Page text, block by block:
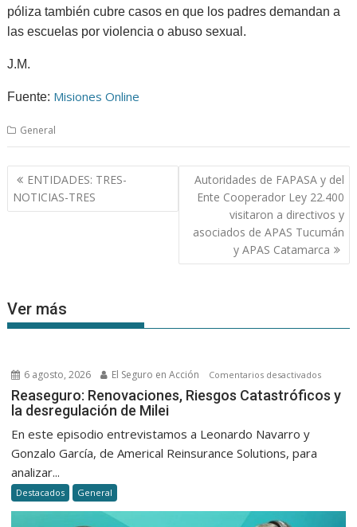
póliza también cubre casos en que los padres demandan a
las escuelas por violencia o abuso sexual.
J.M.
Fuente: Misiones Online
General
Navegación
de
entradas
ENTIDADES: TRES-
NOTICIAS-TRES
Autoridades de FAPASA y del
Ente Cooperador Ley 22.400
visitaron a directivos y
asociados de APAS Tucumán
y APAS Catamarca
Ver más
6 agosto, 2026 El Seguro en Acción Comentarios desactivadosen
de
Reaseguro: Renovaciones, Riesgos Catastróficos y
la desregulación de Milei
En este episodio entrevistamos a Leonardo Navarro y
Gonzalo García, de Americal Reinsurance Solutions, para
analizar...
Destacados General